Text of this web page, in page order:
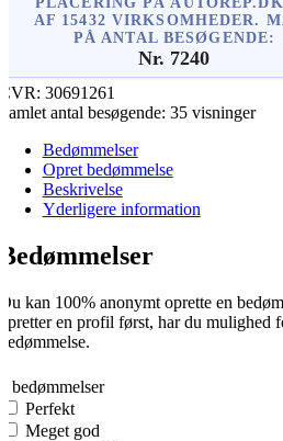
AF 15432 VIRKSOMHEDER.
PÅ ANTAL BESØGENDE:
Nr. 7240
30691261
antal besøgende: 35 visninger
Bedømmelser
Opret bedømmelse
Beskrivelse
Yderligere information
kan 100% anonymt oprette en
en profil først, har du mulighed
bedømmelser
Perfekt
Meget god